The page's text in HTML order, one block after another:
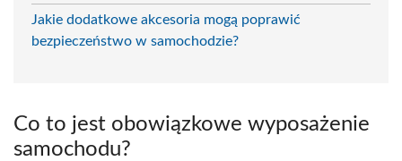
Jakie dodatkowe akcesoria mogą poprawić
bezpieczeństwo w samochodzie?
Co to jest obowiązkowe wyposażenie
samochodu?